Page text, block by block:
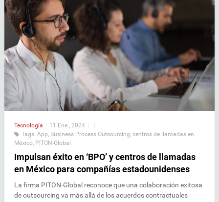
Tecnología | 11 Ene , 2024 | |
|
Tags: App Business Process Outsourcing centros de llamadas en
México PITON-Global
Impulsan éxito en ‘BPO’ y centros de llamadas
en México para compañías estadounidenses
La firma PITON-Global reconoce que una colaboración exitosa
de outsourcing va más allá de los acuerdos contractuales